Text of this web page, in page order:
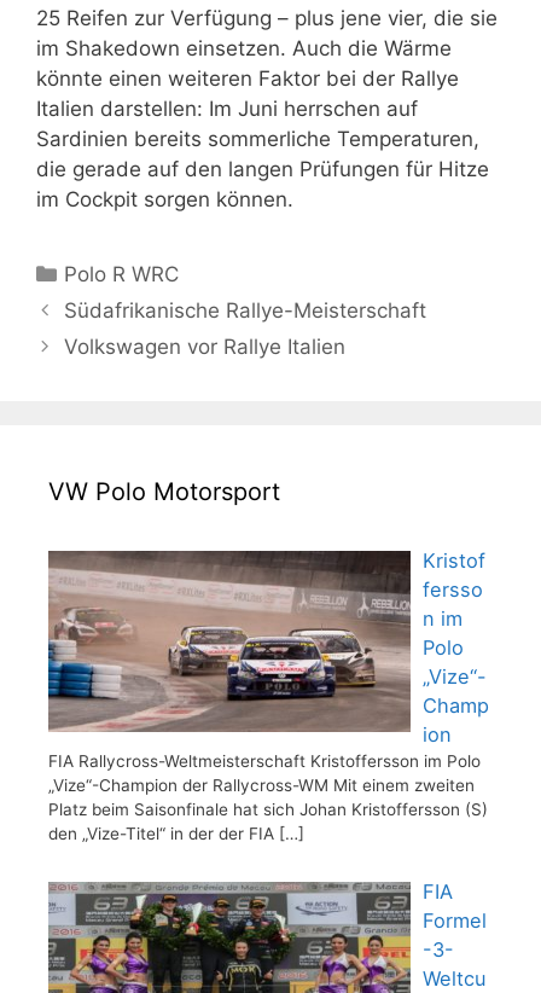
25 Reifen zur Verfügung – plus jene vier, die sie
im Shakedown einsetzen. Auch die Wärme
könnte einen weiteren Faktor bei der Rallye
Italien darstellen: Im Juni herrschen auf
Sardinien bereits sommerliche Temperaturen,
die gerade auf den langen Prüfungen für Hitze
im Cockpit sorgen können.
Kategorien
Polo R WRC
Südafrikanische Rallye-Meisterschaft
Volkswagen vor Rallye Italien
VW Polo Motorsport
Kristof
fersso
n im
Polo
„Vize“-
Champ
ion
FIA Rallycross-Weltmeisterschaft Kristoffersson im Polo
„Vize“-Champion der Rallycross-WM Mit einem zweiten
Platz beim Saisonfinale hat sich Johan Kristoffersson (S)
den „Vize-Titel“ in der der FIA […]
FIA
Formel
-3-
Weltcu